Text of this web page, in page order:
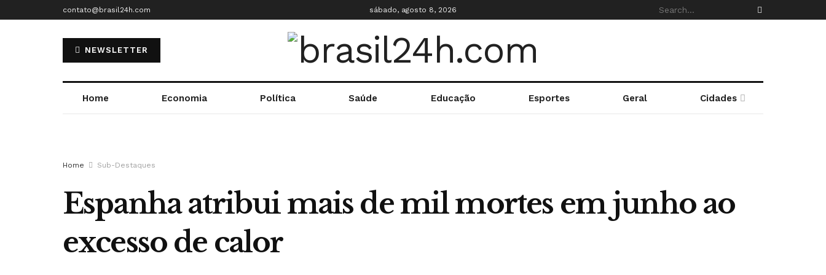
contato@brasil24h.com sábado, agosto 8, 2026
NEWSLETTER
Home Economia Política Saúde Educação Esportes Geral Cidades
Home Sub-Destaques
Espanha atribui mais de mil mortes em junho ao
excesso de calor